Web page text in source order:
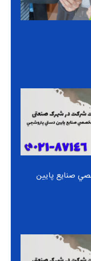
صنايع پايين